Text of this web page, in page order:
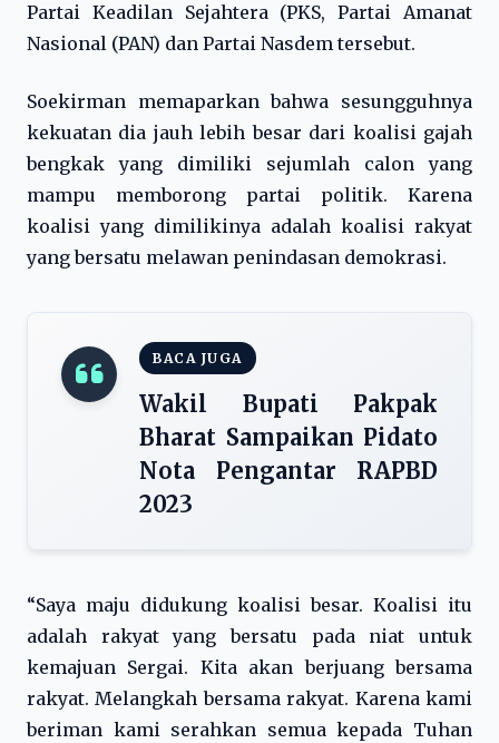
Partai Keadilan Sejahtera (PKS, Partai Amanat
Nasional (PAN) dan Partai Nasdem tersebut.
Soekirman memaparkan bahwa sesungguhnya
kekuatan dia jauh lebih besar dari koalisi gajah
bengkak yang dimiliki sejumlah calon yang
mampu memborong partai politik. Karena
koalisi yang dimilikinya adalah koalisi rakyat
yang bersatu melawan penindasan demokrasi.
BACA JUGA
Wakil Bupati Pakpak
Bharat Sampaikan Pidato
Nota Pengantar RAPBD
2023
“Saya maju didukung koalisi besar. Koalisi itu
adalah rakyat yang bersatu pada niat untuk
kemajuan Sergai. Kita akan berjuang bersama
rakyat. Melangkah bersama rakyat. Karena kami
beriman kami serahkan semua kepada Tuhan